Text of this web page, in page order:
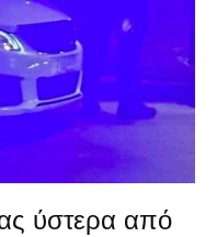
ύστερα από